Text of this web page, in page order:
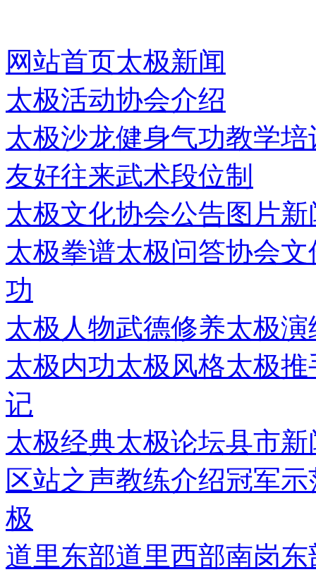
网站首页太极新闻
太极活动协会介绍
太极沙龙健身气功教学培
友好往来武术段位制
太极文化协会公告图片新
太极拳谱太极问答协会文
功
太极人物武德修养太极演
太极内功太极风格太极推
记
太极经典太极论坛县市新
区站之声教练介绍冠军示
极
道里东部道里西部南岗东